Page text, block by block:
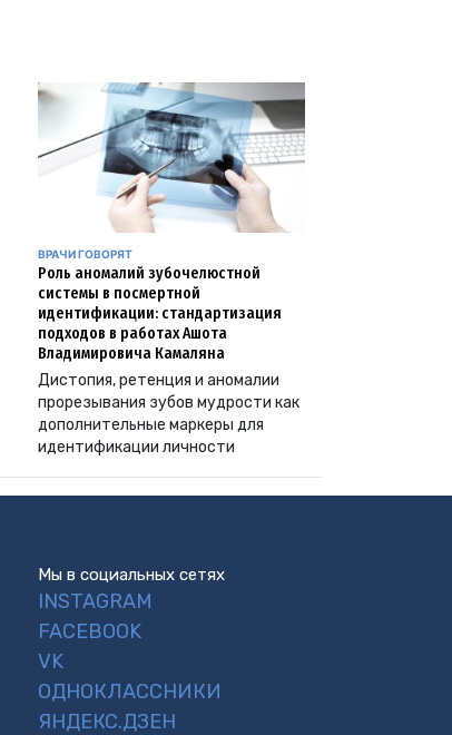
ВРАЧИ ГОВОРЯТ
Роль аномалий зубочелюстной
системы в посмертной
идентификации: стандартизация
подходов в работах Ашота
Владимировича Камаляна
Дистопия, ретенция и аномалии
прорезывания зубов мудрости как
дополнительные маркеры для
идентификации личности
Мы в социальных сетях
INSTAGRAM
FACEBOOK
VK
ОДНОКЛАССНИКИ
ЯНДЕКС.ДЗЕН